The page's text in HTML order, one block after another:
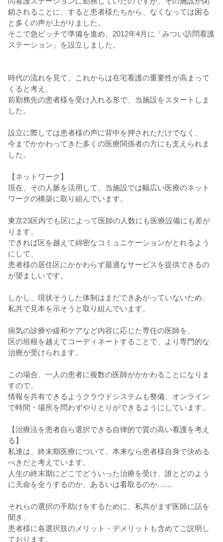
鎖されることに、すると患者様たちから、なくなっては困る
と多くの声が上がりました。
そこで急ピッチで準備を進め、2012年4月に「みつい訪問看護
ステーション」を設立しました。
時代の流れを見て、これからは在宅看護の重要性が高まって
くると考え、
前勤務先の患者様を受け入れる形で、当施設をスタートしま
した。
設立に際しては患者様の声に背中を押されただけでなく、
今までかかわってきた多くの医療関係者の方にも支えられま
した。
【ネットワーク】
現在、その人脈を活用して、当施設では幅広い医療のネット
ワークの構築に取り組んでいます。
東京23区内でも区によって医師の人数にも医療設備にも差が
ります。
できれば区を越えて綿密なコミュニケーションがとれるよう
にして、
患者様の居住区にかかわらず最適なサービスを提供できるの
が望ましいです。
しかし、現状そうした体制はまだできあがっていないため、
私共で見本を示そうと取り組んでいます。
病気の診療や緩和ケアなど内容に応じた専任の医師を、
区の垣根を越えてコーディネートすることで、より専門的な
治療が受けられます。
この場合、一人の患者に複数の医師がかかわることになりま
すので、
情報を共有できるようクラウドシステムも整備、オンライン
で時間・場所を問わずやりとりができるようにしています。
【治療法を患者自ら選択できる自律的で質の高い看護を考え
る】
私達は、終末期医療について、本来なら患者様自身で決める
べきだと考えています。
人生の終末期にどこでどういった治療を受け、誰とどのよう
に天命を全うするのか、あるいは看取るのか……
それらの選択の手助けをするために、私共がまず医師に話を
聞き、
患者様に各選択肢のメリット・デメリットも含めてご説明し
ております。